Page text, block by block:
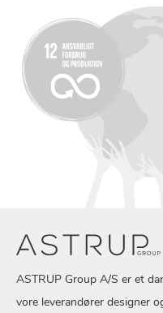
ASTRUP Group A/S er et
vore leverandører designer